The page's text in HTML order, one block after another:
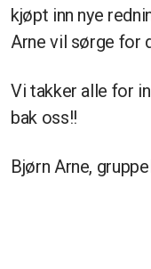
kjøpt inn nye
Arne vil sørge for
Vi takker alle for
bak oss!!
Bjørn Arne,